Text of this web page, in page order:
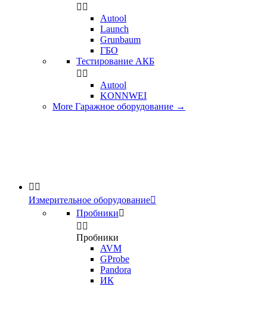
 
Autool
Launch
Grunbaum
ГБО
Тестирование АКБ
 
Autool
KONNWEI
More Гаражное оборудование →
 
Измерительное оборудование
Пробники
 
Пробники
AVM
GProbe
Pandora
ИК